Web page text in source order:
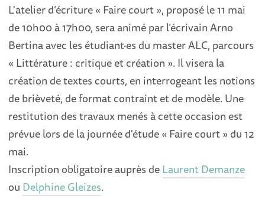
L'atelier d’écriture « Faire court », proposé le 11 mai
de 10h00 à 17h00, sera animé par l’écrivain Arno
Bertina avec les étudiant·es du master ALC, parcours
« Littérature : critique et création ». Il visera la
création de textes courts, en interrogeant les notions
de brièveté, de format contraint et de modèle. Une
restitution des travaux menés à cette occasion est
prévue lors de la journée d'étude « Faire court » du 12
mai.
Inscription obligatoire auprès deLaurent Demanze
ou Delphine Gleizes.